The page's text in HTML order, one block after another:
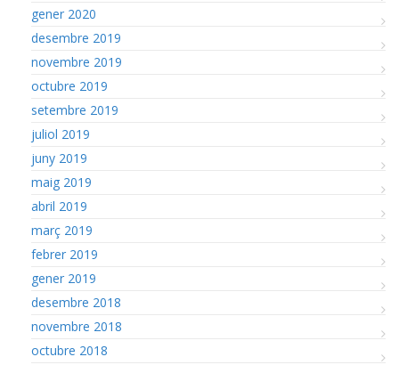
gener 2020
desembre 2019
novembre 2019
octubre 2019
setembre 2019
juliol 2019
juny 2019
maig 2019
abril 2019
març 2019
febrer 2019
gener 2019
desembre 2018
novembre 2018
octubre 2018